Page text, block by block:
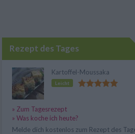
Rezept des Tages
Kartoffel-Moussaka
Leicht
» Zum Tagesrezept
» Was koche ich heute?
Melde dich kostenlos zum Rezept des